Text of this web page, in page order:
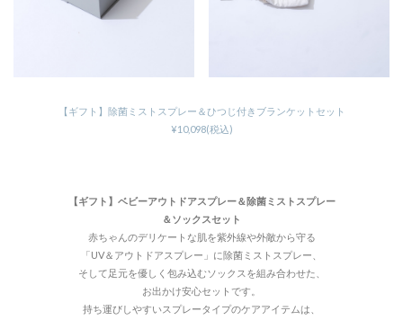
【ギフト】除菌ミストスプレー＆ひつじ付きブランケットセット
¥10,098(税込)
【ギフト】ベビーアウトドアスプレー＆除菌ミストスプレー
＆ソックスセット
赤ちゃんのデリケートな肌を紫外線や外敵から守る
「UV＆アウトドアスプレー」に除菌ミストスプレー、
そして足元を優しく包み込むソックスを組み合わせた、
お出かけ安心セットです。
持ち運びしやすいスプレータイプのケアアイテムは、